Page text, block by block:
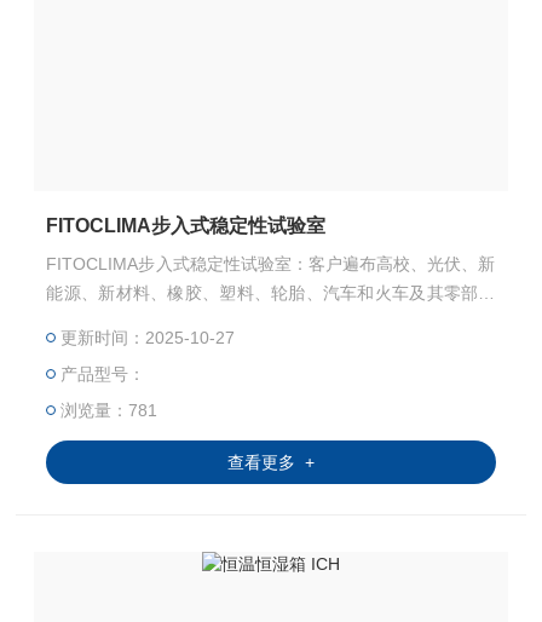
FITOCLIMA步入式稳定性试验室
FITOCLIMA步入式稳定性试验室：客户遍布高校、光伏、新
能源、新材料、橡胶、塑料、轮胎、汽车和火车及其零部件
更新时间：2025-10-27
产品型号：
浏览量：781
查看更多 +